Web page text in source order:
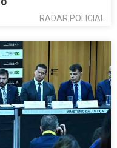
RADAR POLICIAL